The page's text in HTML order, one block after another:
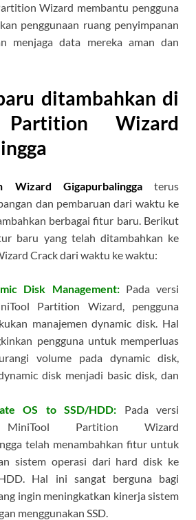
Wizard membantu pengguna
penggunaan ruang penyimpanan
menjaga data mereka aman dan
ditambahkan di
Wizard
Wizard Gigapurbalinggaterus
dan pembaruan dari waktu ke
berbagai fitur baru. Berikut
baru yang telah ditambahkan ke
Crack dari waktu ke waktu:
Disk Management: Pada versi
Partition Wizard, pengguna
manajemen dynamic disk. Hal
pengguna untuk memperluas
volume pada dynamic disk,
disk menjadi basic disk, dan
OS to SSD/HDD:
Pada versi
Partition Wizard
telah menambahkan fitur untuk
sistem operasi dari hard disk ke
Hal ini sangat berguna bagi
ingin meningkatkan kinerja sistem
menggunakan SSD.